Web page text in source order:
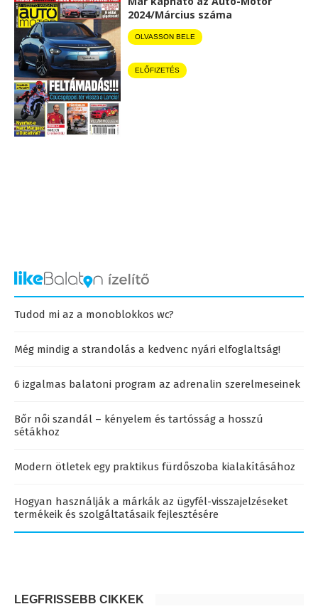
2024/Március száma
OLVASSON BELE
ELŐFIZETÉS
Tudod mi az a monoblokkos wc?
Még mindig a strandolás a kedvenc nyári elfoglaltság!
6 izgalmas balatoni program az adrenalin szerelmeseinek
Bőr női szandál – kényelem és tartósság a hosszú
sétákhoz
Modern ötletek egy praktikus fürdőszoba kialakításához
Hogyan használják a márkák az ügyfél-visszajelzéseket
termékeik és szolgáltatásaik fejlesztésére
LEGFRISSEBB CIKKEK